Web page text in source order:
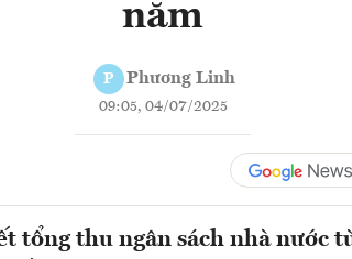
năm
P Phương Linh
09:05, 04/07/2025
tổng thu ngân sách nhà nước